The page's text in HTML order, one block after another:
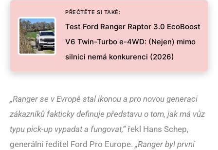
PŘEČTĚTE SI TAKÉ:
Test Ford Ranger Raptor 3.0 EcoBoost
V6 Twin-Turbo e-4WD: (Nejen) mimo
silnici nemá konkurenci (2026)
„Ranger se v Evropě stal ikonou a pro novou generaci
zákazníků fakticky definuje představu o tom, jak má vůz
typu pick-up vypadat a fungovat,“řekl Hans Schep,
generální ředitel Ford Pro Europe. „Ranger byl první